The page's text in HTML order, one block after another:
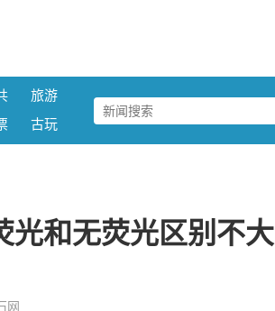
旅游
古玩
光和无荧光区别不大
网